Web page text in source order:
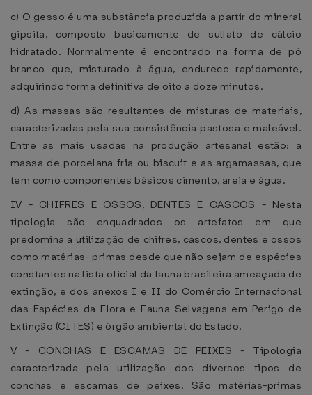
c) O gesso é uma substância produzida a partir do mineral
gipsita, composto basicamente de sulfato de cálcio
hidratado. Normalmente é encontrado na forma de pó
branco que, misturado à água, endurece rapidamente,
adquirindo forma definitiva de oito a doze minutos.
d) As massas são resultantes de misturas de materiais,
caracterizadas pela sua consistência pastosa e maleável.
Entre as mais usadas na produção artesanal estão: a
massa de porcelana fria ou biscuit e as argamassas, que
tem como componentes básicos cimento, areia e água.
IV - CHIFRES E OSSOS, DENTES E CASCOS - Nesta
tipologia são enquadrados os artefatos em que
predomina a utilização de chifres, cascos, dentes e ossos
como matérias- primas desde que não sejam de espécies
constantes na lista oficial da fauna brasileira ameaçada de
extinção, e dos anexos I e II do Comércio Internacional
das Espécies da Flora e Fauna Selvagens em Perigo de
Extinção (CITES) e órgão ambiental do Estado.
V - CONCHAS E ESCAMAS DE PEIXES - Tipologia
caracterizada pela utilização dos diversos tipos de
conchas e escamas de peixes. São matérias-primas